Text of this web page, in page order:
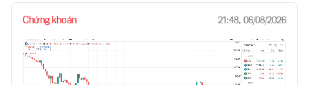
Chứng khoán 21:48, 06/08/2026